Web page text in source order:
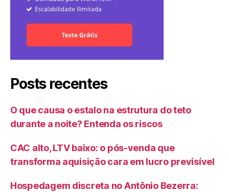
Posts recentes
O que causa o estalo na estrutura do teto
durante a noite? Entenda os riscos
CAC alto, LTV baixo: o pós-venda que
transforma aquisição cara em lucro previsível
Hospedagem discreta no Antônio Bezerra: